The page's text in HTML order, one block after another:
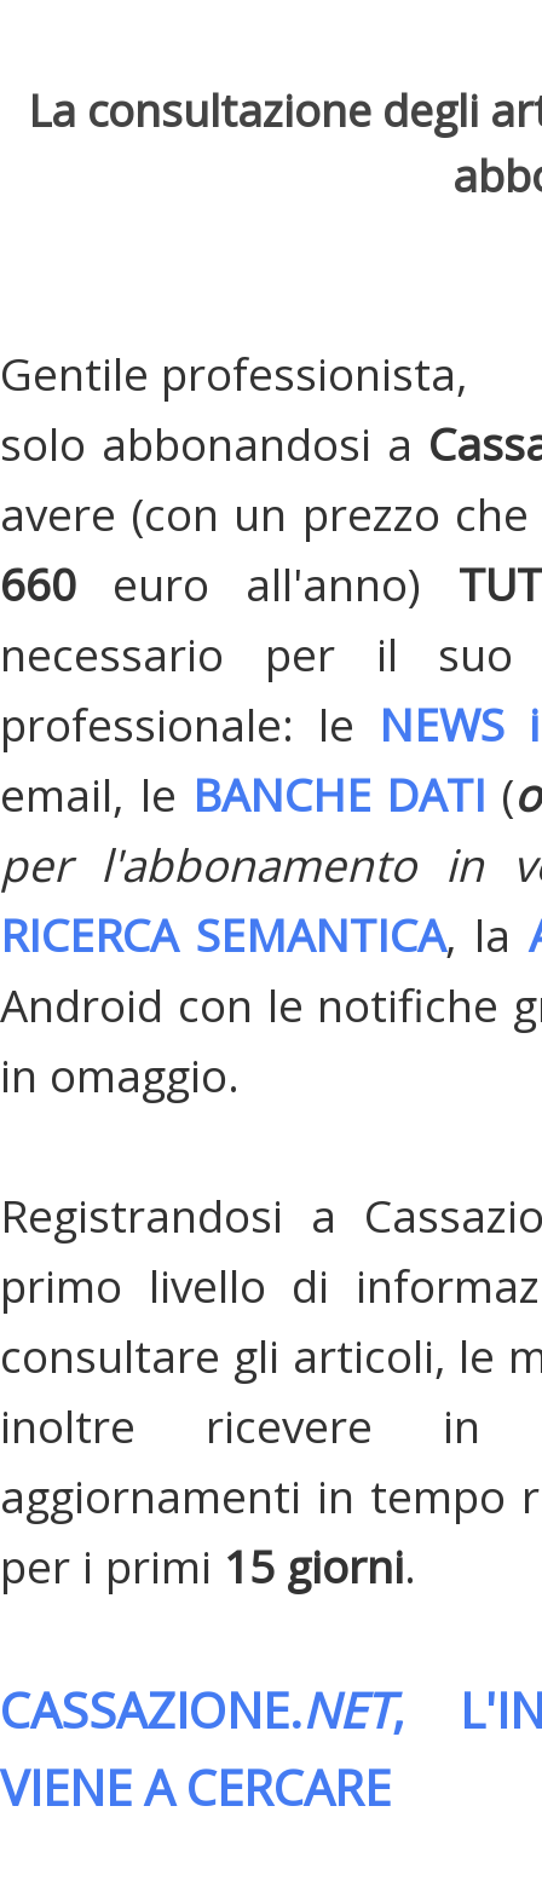
La consultazione degli
Gentile professionista,
solo abbonandosi a
avere (con un prezzo
660 euro all'anno)
necessario per il suo
professionale: le
email, le BANCHE DATI (
per l'abbonamento in
RICERCA SEMANTICA, la
Android con le notifiche
in omaggio.
Registrandosi a
primo livello di
consultare gli articoli, le
inoltre ricevere in
aggiornamenti in tempo
per i primi 15 giorni.
CASSAZIONE.NET,
VIENE A CERCARE